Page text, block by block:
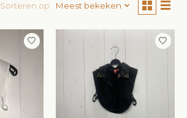
Sorteren op Meest bekeken